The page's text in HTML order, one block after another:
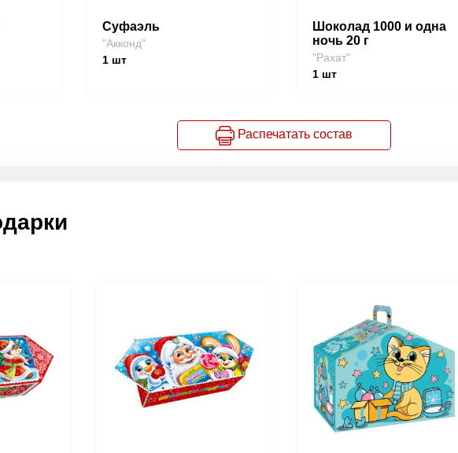
Суфаэль
"Акконд"
1шт
Шоколад 1000 и одна
ночь 20 г
"Рахат"
1 шт
Распечатать состав